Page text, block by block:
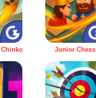
Junior Chess